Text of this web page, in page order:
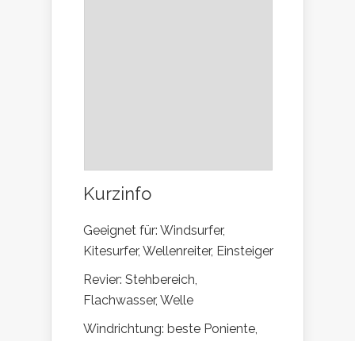
Kurzinfo
Geeignet für: Windsurfer,
Kitesurfer, Wellenreiter, Einsteiger
Revier: Stehbereich,
Flachwasser, Welle
Windrichtung: beste Poniente,